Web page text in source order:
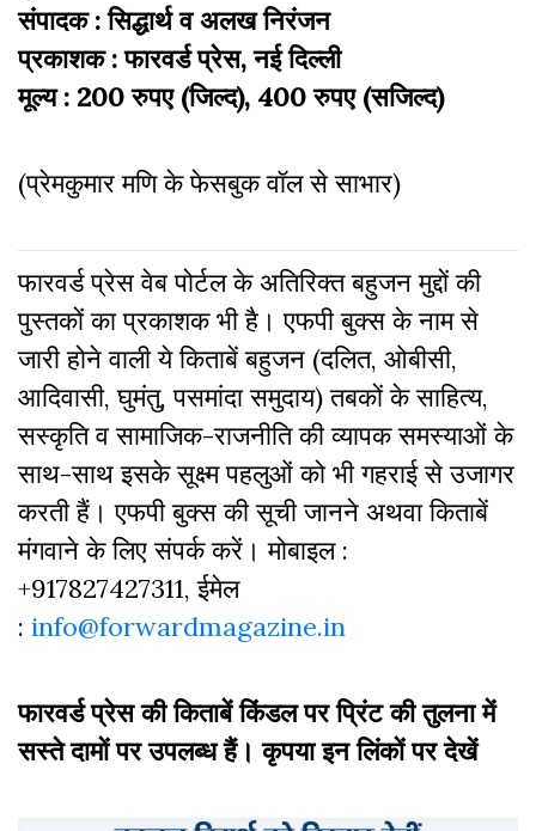
संपादक : सिद्धार्थ व अलख निरंजन
प्रकाशक : फारवर्ड प्रेस, नई दिल्ली
मूल्य : 200 रुपए (जिल्द), 400 रुपए (सजिल्द)
(प्रेमकुमार मणि के फेसबुक वॉल से साभार)
फारवर्ड प्रेस वेब पोर्टल के अतिरिक्‍त बहुजन मुद्दों की
पुस्‍तकों का प्रकाशक भी है। एफपी बुक्‍स के नाम से
जारी होने वाली ये किताबें बहुजन (दलित, ओबीसी,
आदिवासी, घुमंतु, पसमांदा समुदाय) तबकों के साहित्‍य,
सस्‍क‍ृति व सामाजिक-राजनीति की व्‍यापक समस्‍याओं के
साथ-साथ इसके सूक्ष्म पहलुओं को भी गहराई से उजागर
करती हैं। एफपी बुक्‍स की सूची जानने अथवा किताबें
मंगवाने के लिए संपर्क करें। मोबाइल :
+917827427311, ईमेल
: info@forwardmagazine.in
फारवर्ड प्रेस की किताबें किंडल पर प्रिंट की तुलना में
सस्ते दामों पर उपलब्ध हैं। कृपया इन लिंकों पर देखें